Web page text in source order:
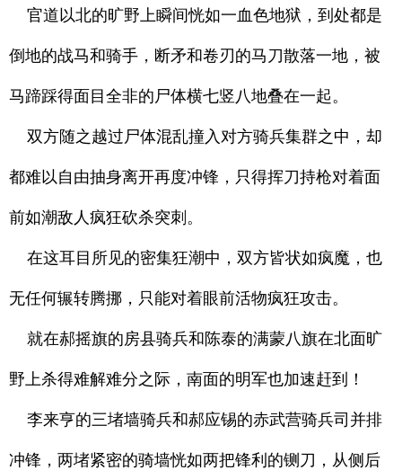
官道以北的旷野上瞬间恍如一血色地狱，到处都是
倒地的战马和骑手，断矛和卷刃的马刀散落一地，被
马蹄踩得面目全非的尸体横七竖八地叠在一起。
双方随之越过尸体混乱撞入对方骑兵集群之中，却
都难以自由抽身离开再度冲锋，只得挥刀持枪对着面
前如潮敌人疯狂砍杀突刺。
在这耳目所见的密集狂潮中，双方皆状如疯魔，也
无任何辗转腾挪，只能对着眼前活物疯狂攻击。
就在郝摇旗的房县骑兵和陈泰的满蒙八旗在北面旷
野上杀得难解难分之际，南面的明军也加速赶到！
李来亨的三堵墙骑兵和郝应锡的赤武营骑兵司并排
冲锋，两堵紧密的骑墙恍如两把锋利的铡刀，从侧后